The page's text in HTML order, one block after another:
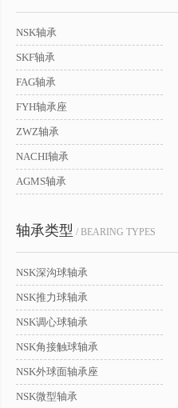
NSK轴承
SKF轴承
FAG轴承
FYH轴承座
ZWZ轴承
NACHI轴承
AGMS轴承
轴承类型 / BEARING TYPES
NSK深沟球轴承
NSK推力球轴承
NSK调心球轴承
NSK角接触球轴承
NSK外球面轴承座
NSK微型轴承